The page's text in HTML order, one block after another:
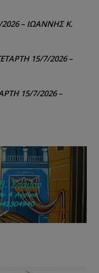
– ΙΩΑΝΝΗΣ Κ.
15/7/2026 –
15/7/2026 –